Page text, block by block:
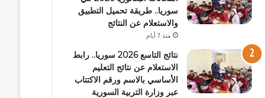
سوريا.. طريقة تحميل التطبيق
والاستعلام عن النتائج
منذ 7 أيام
نتائج التاسع 2026 سوريا.. رابط
الاستعلام عن نتائج التعليم
الأساسي بالاسم ورقم الاكتتاب
عبر وزارة التربية السورية